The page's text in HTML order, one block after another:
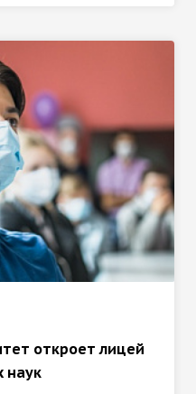
откроет лицей
наук